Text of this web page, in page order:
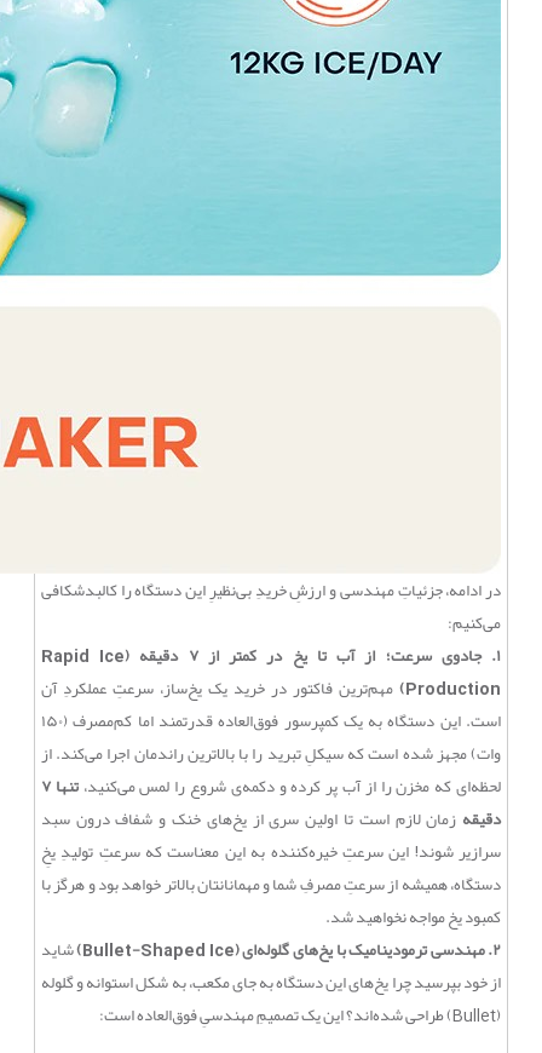
در ادامه، جزئیاتِ مهندسی و ارزشِ خریدِ بی‌نظیرِ این دستگاه را کالبدشکافی
می‌کنیم:
۱. جادوی سرعت؛ از آب تا یخ در کمتر از ۷ دقیقه (Rapid Ice
Production) مهم‌ترین فاکتور در خرید یک یخ‌ساز، سرعتِ عملکردِ آن
است. این دستگاه به یک کمپرسور فوق‌العاده قدرتمند اما کم‌مصرف (۱۵۰
وات) مجهز شده است که سیکلِ تبرید را با بالاترین راندمان اجرا می‌کند. از
لحظه‌ای که مخزن را از آب پر کرده و دکمه‌ی شروع را لمس می‌کنید،
تنها ۷
دقیقه زمان لازم است تا اولین سری از یخ‌های خنک و شفاف درون سبد
سرازیر شوند! این سرعتِ خیره‌کننده به این معناست که سرعتِ تولیدِ یخِ
دستگاه، همیشه از سرعتِ مصرفِ شما و مهمانانتان بالاتر خواهد بود و هرگز با
کمبود یخ مواجه نخواهید شد.
۲. مهندسی ترمودینامیک با یخ‌های گلوله‌ای (Bullet-Shaped Ice)
شاید
از خود بپرسید چرا یخ‌های این دستگاه به جای مکعب، به شکل استوانه و گلوله
(Bullet) طراحی شده‌اند؟ این یک تصمیمِ مهندسیِ فوق‌العاده است: